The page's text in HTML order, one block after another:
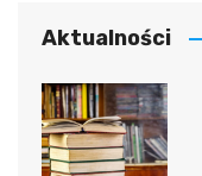
Aktualności